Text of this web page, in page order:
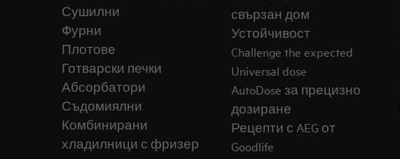
Сушилни
Фурни
Плотове
Готварски печки
Абсорбатори
Съдомиялни
Комбинирани
хладилници с фризер
свързан дом
Устойчивост
Challenge the expected
Universal dose
AutoDose за прецизно
дозиране
Рецепти с AEG от
Goodlife